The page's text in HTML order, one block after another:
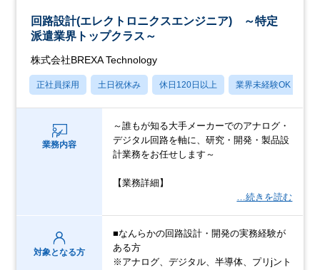
回路設計(エレクトロニクスエンジニア) ～特定
派遣業界トップクラス～
株式会社BREXA Technology
正社員採用 土日祝休み 休日120日以上 業界未経験OK
業務内容
～誰もが知る大手メーカーでのアナログ・
デジタル回路を軸に、研究・開発・製品設
計業務をお任せします～
【業務詳細】
…続きを読む
対象となる方
■なんらかの回路設計・開発の実務経験が
ある方
※アナログ、デジタル、半導体、プリjント